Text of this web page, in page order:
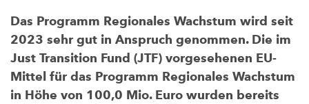
Das Programm Regionales Wachstum wird seit
2023 sehr gut in Anspruch genommen. Die im
Just Transition Fund (JTF) vorgesehenen EU-
Mittel für das Programm Regionales Wachstum
in Höhe von 100,0 Mio. Euro wurden bereits